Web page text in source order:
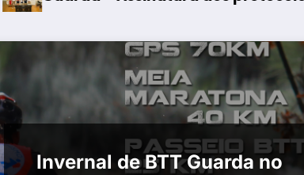
Invernal de BTT Guarda no